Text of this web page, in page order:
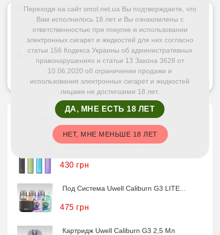
Рекомендуемая жидкость 50/50
Солевая жидкость для под систем
Органическая жидкость для под систем
Доступные способы оплаты:
Доступные службы доставки:
Вас может заинтересовать
Под Система GeekVape Sonder Q2
430 грн
Под Система Uwell Caliburn G3 LITE...
475 грн
Картридж Uwell Caliburn G3 2,5 Мл
Переходя на сайт smol.net.ua Вы подтверждаете, что
Вам исполнилось 18 лет и Вы ознакомлены с
ответственностью при покупке и использовании
электронных сигарет и жидкостей для них согласно
статьи 156 Кодекса Украины об административных
правонарушениях и статьи 13 Закона 3628 от
10.06.2020 об ограничении продажи и
использования электронных сигарет и жидкостей
лицами не достигшими 18 лет.
ДА, МНЕ ЕСТЬ 18 ЛЕТ
НЕТ, МНЕ МЕНЬШЕ 18 ЛЕТ